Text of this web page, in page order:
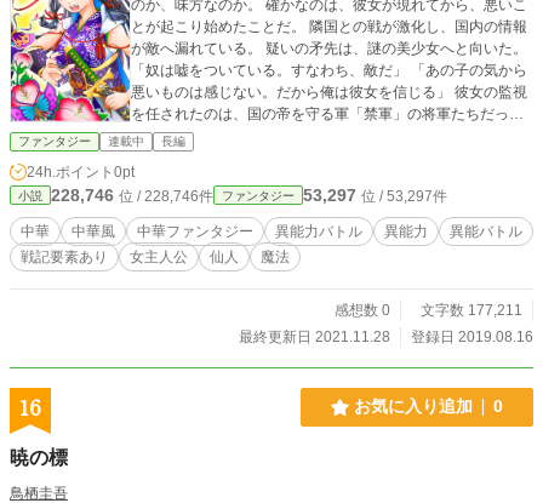
のか、味方なのか。 確かなのは、彼女が現れてから、悪いこ
とが起こり始めたことだ。 隣国との戦が激化し、国内の情報
が敵へ漏れている。 疑いの矛先は、謎の美少女へと向いた。
「奴は嘘をついている。すなわち、敵だ」 「あの子の気から
悪いものは感じない。だから俺は彼女を信じる」 彼女の監視
を任されたのは、国の帝を守る軍「禁軍」の将軍たちだっ
た。 神仙の膝元と呼ばれる小さな国――桃源(とうげん)国を
守るために戦う人々を描いた異能要素のある中華ファンタジ
ーです。
ファンタジー 連載中 長編
24h.ポイント 0pt
小説 228,746 位 / 228,746件 ファンタジー 53,297 位 / 53,297件
中華 中華風 中華ファンタジー 異能力バトル 異能力
異能バトル
戦記要素あり
女主人公 仙人 魔法
感想数 0
文字数 177,211
最終更新日 2021.11.28
登録日 2019.08.16
16 お気に入り追加 0
暁の標
鳥栖圭吾